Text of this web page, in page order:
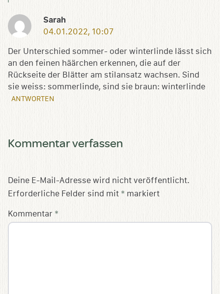
Sarah
04.01.2022, 10:07
Der Unterschied sommer- oder winterlinde lässt sich
an den feinen häärchen erkennen, die auf der
Rückseite der Blätter am stilansatz wachsen. Sind
sie weiss: sommerlinde, sind sie braun: winterlinde
ANTWORTEN
Kommentar verfassen
Deine E-Mail-Adresse wird nicht veröffentlicht.
Erforderliche Felder sind mit * markiert
Kommentar *